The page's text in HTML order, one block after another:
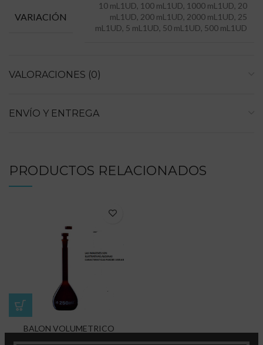
VARIACIÓN
10 mL1UD, 100 mL1UD, 1000 mL1UD, 20
mL1UD, 200 mL1UD, 2000 mL1UD, 25
mL1UD, 5 mL1UD, 50 mL1UD, 500 mL1UD
VALORACIONES (0)
ENVÍO Y ENTREGA
PRODUCTOS RELACIONADOS
BALON VOLUMETRICO
VIDRIO AMBAR CON TAPON,